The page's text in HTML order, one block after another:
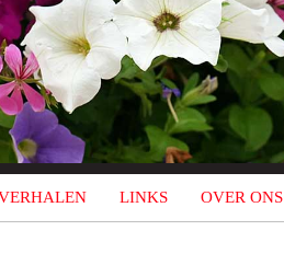
LINKS OVER ONS